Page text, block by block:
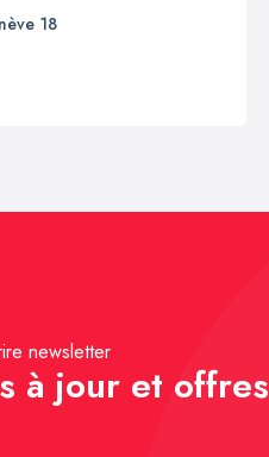
18
newsletter
à jour et